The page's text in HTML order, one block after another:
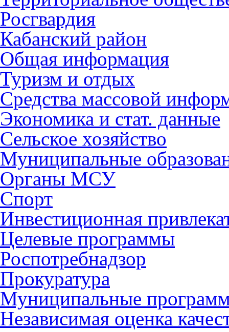
Росгвардия
Кабанский район
Общая информация
Туризм и отдых
Средства массовой
Экономика и стат. данные
Сельское хозяйство
Муниципальные
Органы МСУ
Спорт
Инвестиционная
Целевые программы
Роспотребнадзор
Прокуратура
Муниципальные
Независимая оценка